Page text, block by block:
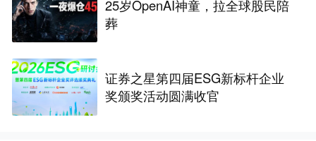
25岁OpenAI神童，拉全球股民陪
葬
证券之星第四届ESG新标杆企业
奖颁奖活动圆满收官